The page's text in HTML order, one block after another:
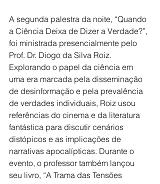
A segunda palestra da noite, “Quando
a Ciência Deixa de Dizer a Verdade?”,
foi ministrada presencialmente pelo
Prof. Dr. Diogo da Silva Roiz.
Explorando o papel da ciência em
uma era marcada pela disseminação
de desinformação e pela prevalência
de verdades individuais, Roiz usou
referências do cinema e da literatura
fantástica para discutir cenários
distópicos e as implicações de
narrativas apocalípticas. Durante o
evento, o professor também lançou
seu livro, “A Trama das Tensões